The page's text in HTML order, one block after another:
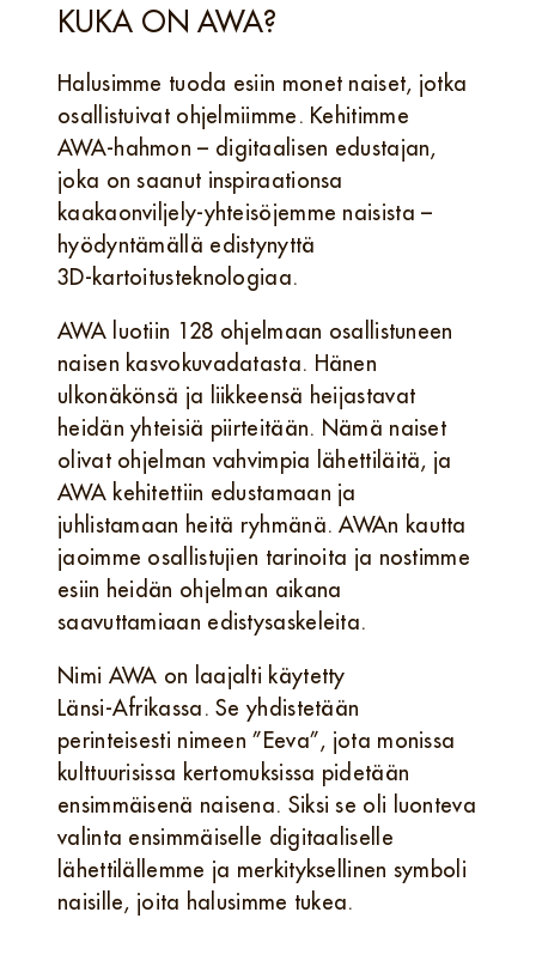
KUKA ON AWA?
Halusimme tuoda esiin monet naiset, jotka
osallistuivat ohjelmiimme. Kehitimme
AWA‑hahmon – digitaalisen edustajan,
joka on saanut inspiraationsa
kaakaonviljely-yhteisöjemme naisista –
hyödyntämällä edistynyttä
3D‑kartoitusteknologiaa.
AWA luotiin 128 ohjelmaan osallistuneen
naisen kasvokuvadatasta. Hänen
ulkonäkönsä ja liikkeensä heijastavat
heidän yhteisiä piirteitään. Nämä naiset
olivat ohjelman vahvimpia lähettiläitä, ja
AWA kehitettiin edustamaan ja
juhlistamaan heitä ryhmänä. AWAn kautta
jaoimme osallistujien tarinoita ja nostimme
esiin heidän ohjelman aikana
saavuttamiaan edistysaskeleita.
Nimi AWA on laajalti käytetty
Länsi‑Afrikassa. Se yhdistetään
perinteisesti nimeen ”Eeva”, jota monissa
kulttuurisissa kertomuksissa pidetään
ensimmäisenä naisena. Siksi se oli luonteva
valinta ensimmäiselle digitaaliselle
lähettilällemme ja merkityksellinen symboli
naisille, joita halusimme tukea.